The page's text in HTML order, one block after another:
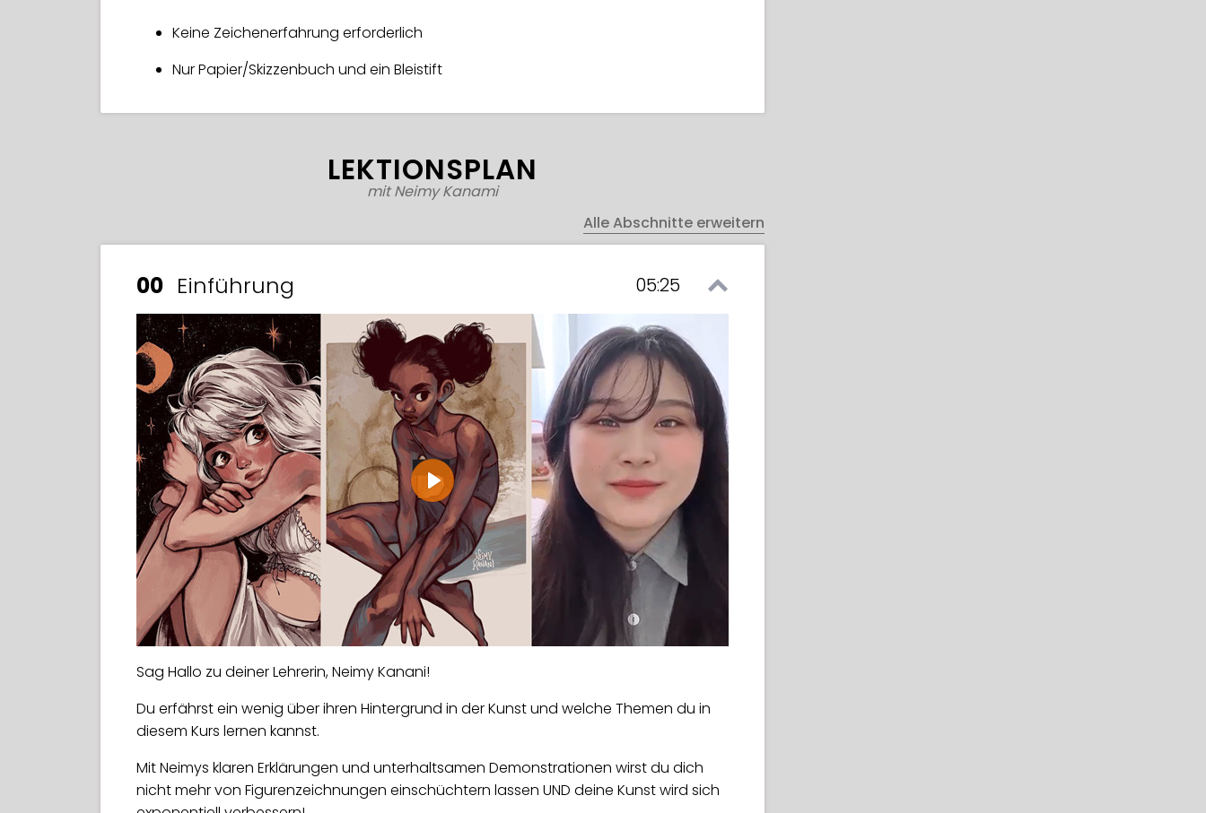
Keine Zeichenerfahrung erforderlich
Nur Papier/Skizzenbuch und ein Bleistift
LEKTIONSPLAN
mit Neimy Kanami
Alle Abschnitte erweitern
00 Einführung 05:25
Play
Sag Hallo zu deiner Lehrerin, Neimy Kanani!
Du erfährst ein wenig über ihren Hintergrund in der Kunst und welche Themen du in
diesem Kurs lernen kannst.
Mit Neimys klaren Erklärungen und unterhaltsamen Demonstrationen wirst du dich
nicht mehr von Figurenzeichnungen einschüchtern lassen UND deine Kunst wird sich